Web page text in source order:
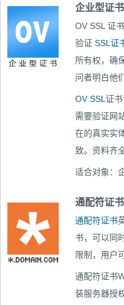
企业型证
OV SSL 证
验证 SSL证
所有权，确
问者明白他
OV SSL证
需要验证网
在的真实实
致。资料齐
适合对象：
通配符证
通配符证书
书，可以同
限制，用户
通配符证书
装服务器授